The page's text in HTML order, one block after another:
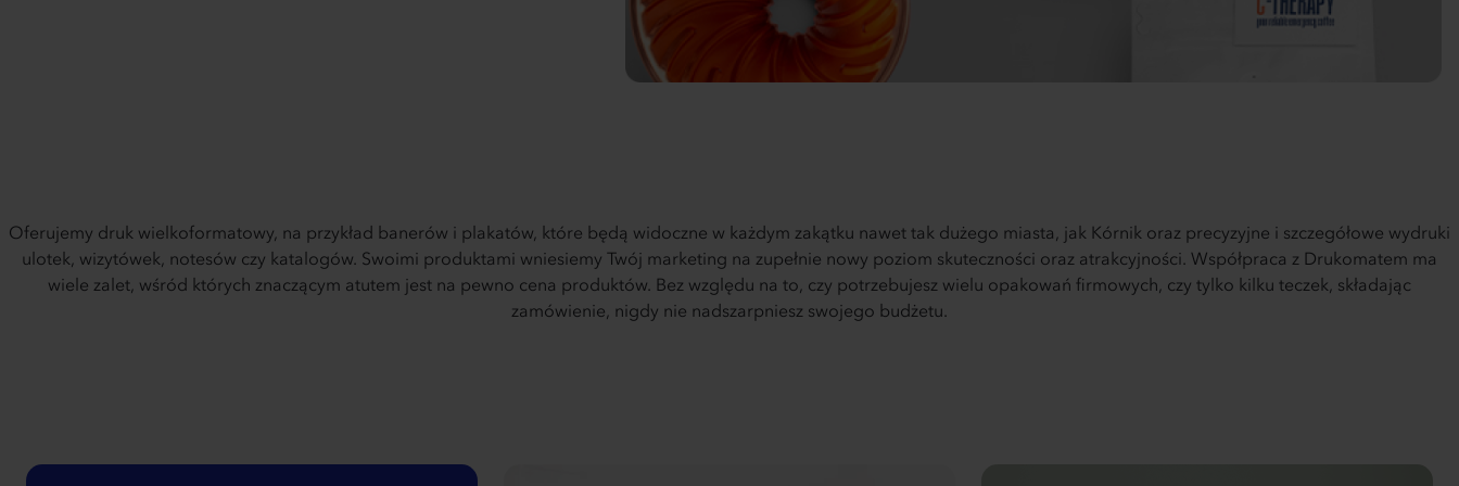
Oferujemy druk wielkoformatowy, na przykład banerów i plakatów, które będą widoczne w każdym zakątku nawet tak dużego miasta, jak Kórnik oraz precyzyjne i szczegółowe wydruki
ulotek, wizytówek, notesów czy katalogów. Swoimi produktami wniesiemy Twój marketing na zupełnie nowy poziom skuteczności oraz atrakcyjności. Współpraca z Drukomatem ma
wiele zalet, wśród których znaczącym atutem jest na pewno cena produktów. Bez względu na to, czy potrzebujesz wielu opakowań firmowych, czy tylko kilku teczek, składając
zamówienie, nigdy nie nadszarpniesz swojego budżetu.